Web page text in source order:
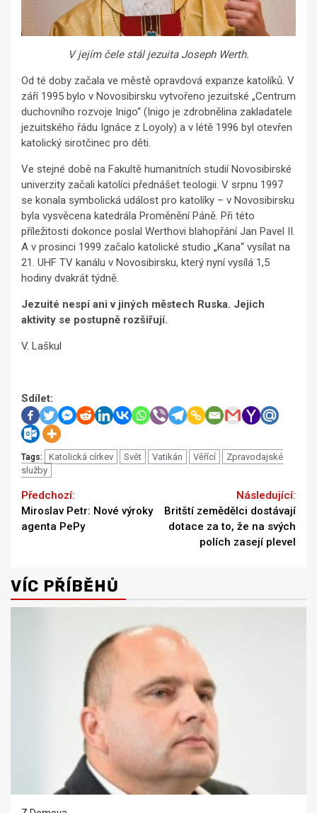
V jejím čele stál jezuita Joseph Werth.
Od té doby začala ve městě opravdová expanze katolíků. V
září 1995 bylo v Novosibirsku vytvořeno jezuitské „Centrum
duchovního rozvoje Inigo“ (Inigo je zdrobnělina zakladatele
jezuitského řádu Ignáce z Loyoly) a v létě 1996 byl otevřen
katolický sirotčinec pro děti.
Ve stejné době na Fakultě humanitních studií Novosibirské
univerzity začali katolíci přednášet teologii. V srpnu 1997
se konala symbolická událost pro katolíky – v Novosibirsku
byla vysvěcena katedrála Proměnění Páně. Při této
příležitosti dokonce poslal Werthovi blahopřání Jan Pavel II.
A v prosinci 1999 začalo katolické studio „Kana“ vysílat na
21. UHF TV kanálu v Novosibirsku, který nyní vysílá 1,5
hodiny dvakrát týdně.
Jezuité nespí ani v jiných městech Ruska. Jejich
aktivity se postupně rozšiřují.
V. Laškul
Sdílet:
Tags: Katolická církev Svět Vatikán Věřící
Zpravodajské
služby
Continue
Reading
Miroslav Petr: Nové výroky
agenta PePy
Britští zemědělci dostávají
dotace za to, že na svých
polích zasejí plevel
VÍC PŘÍBĚHŮ